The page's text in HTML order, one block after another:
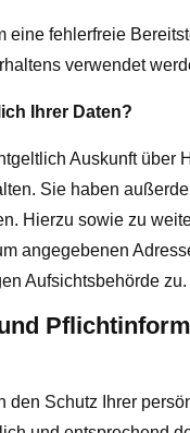
eine fehlerfreie
verwendet
Ihrer Daten?
Auskunft über
Sie haben
Hierzu sowie zu
angegebenen
Aufsichtsbehörde zu.
den Schutz Ihrer